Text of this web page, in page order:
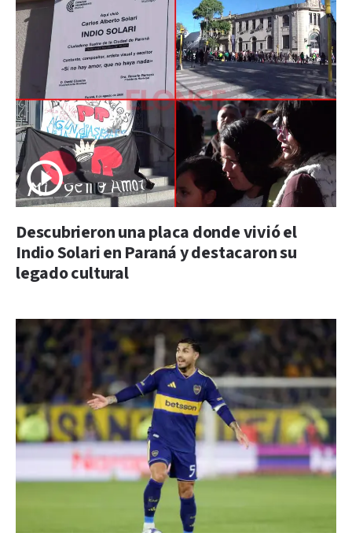
Descubrieron una placa donde vivió el
Indio Solari en Paraná y destacaron su
legado cultural